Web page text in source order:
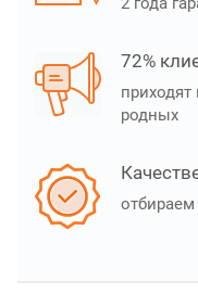
72%
родных